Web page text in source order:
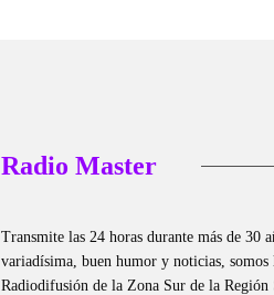
Radio Master
Transmite las 24 horas durante más de 30
variadísima, buen humor y noticias, somos
Radiodifusión de la Zona Sur de la Región